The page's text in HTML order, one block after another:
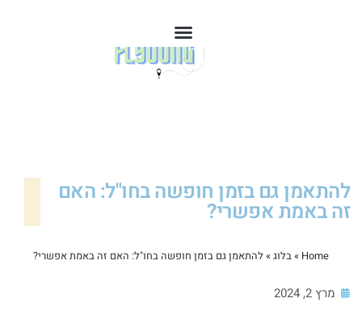
להתאמן גם בזמן חופשה בחו"ל: האם
זה באמת אפשרי?
Home
»בלוג» להתאמן גם בזמן חופשה בחו"ל: האם זה באמת אפשרי?
מרץ 2, 2024